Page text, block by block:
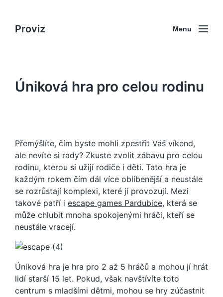
Proviz Menu
Úniková hra pro celou rodinu
Přemýšlíte, čím byste mohli zpestřit Váš víkend,
ale nevíte si rady? Zkuste zvolit zábavu pro celou
rodinu, kterou si užijí rodiče i děti. Tato hra je
každým rokem čím dál více oblíbenější a neustále
se rozrůstají komplexi, které jí provozují. Mezi
takové patří i escape games Pardubice, která se
může chlubit mnoha spokojenými hráči, kteří se
neustále vracejí.
Úniková hra je hra pro 2 až 5 hráčů a mohou jí hrát
lidí starší 15 let. Pokud, však navštívíte toto
centrum s mladšími dětmi, mohou se hry zúčastnit